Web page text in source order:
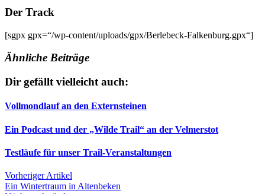
Der Track
[sgpx gpx=“/wp-content/uploads/gpx/Berlebeck-Falkenburg.gpx“]
Ähnliche Beiträge
Dir gefällt vielleicht auch:
Vollmondlauf an den Externsteinen
Ein Podcast und der „Wilde Trail“ an der Velmerstot
Testläufe für unser Trail-Veranstaltungen
Beitragsnavigation
Vorheriger Artikel
Ein Wintertraum in Altenbeken